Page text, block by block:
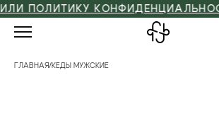
ПОЛИТИКУ КОНФИДЕНЦИАЛЬНОСТИ
ГЛАВНАЯ/КЕДЫ МУЖСКИЕ